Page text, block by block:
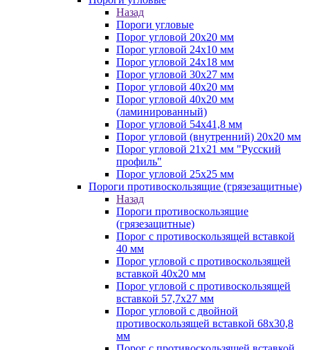
Назад
Пороги угловые
Порог угловой 20х20 мм
Порог угловой 24х10 мм
Порог угловой 24х18 мм
Порог угловой 30х27 мм
Порог угловой 40х20 мм
Порог угловой 40х20 мм
(ламинированный)
Порог угловой 54х41,8 мм
Порог угловой (внутренний) 20х20 мм
Порог угловой 21х21 мм "Русский
профиль"
Порог угловой 25х25 мм
Пороги противоскользящие (грязезащитные)
Назад
Пороги противоскользящие
(грязезащитные)
Порог с противоскользящей вставкой
40 мм
Порог угловой с противоскользящей
вставкой 40х20 мм
Порог угловой с противоскользящей
вставкой 57,7х27 мм
Порог угловой с двойной
противоскользящей вставкой 68х30,8
мм